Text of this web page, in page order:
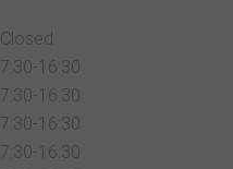
Closed
7:30-16:30
7:30-16:30
7:30-16:30
7:30-16:30